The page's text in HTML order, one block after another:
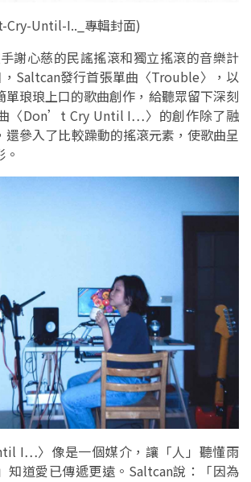
Until-I.._專輯封面)
謝心慈的民謠搖滾和獨立搖滾的音樂計
Saltcan發行首張單曲〈Trouble〉，以
單琅琅上口的歌曲創作，給聽眾留下深刻
〈Don’t Cry Until I…〉的創作除了融
參入了比較躁動的搖滾元素，使歌曲呈
I…〉像是一個媒介，讓「人」聽懂雨
知道愛已傳遞更遠。Saltcan說：「因為